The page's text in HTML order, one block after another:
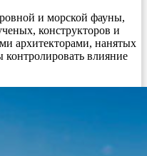
и морской фауны,
конструкторов и
архитекторами, нанятых
контролировать влияние